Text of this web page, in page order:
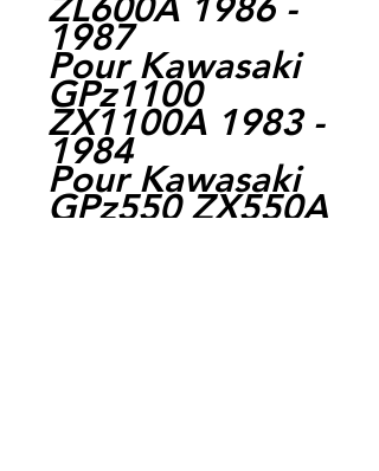
1987
Pour Kawasaki
GPz1100
ZX1100A 1983 -
1984
Pour Kawasaki
GPz550 ZX550A